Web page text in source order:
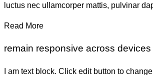
luctus nec ullamcorper mattis, pulvinar
Read More
remain responsive across devices
I am text block. Click edit button to